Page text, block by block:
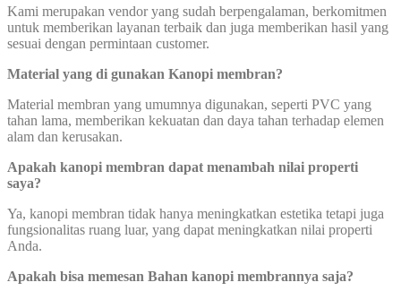
Kami merupakan vendor yang sudah berpengalaman, berkomitmen
untuk memberikan layanan terbaik dan juga memberikan hasil yang
sesuai dengan permintaan customer.
Material yang di gunakan Kanopi membran?
Material membran yang umumnya digunakan, seperti PVC yang
tahan lama, memberikan kekuatan dan daya tahan terhadap elemen
alam dan kerusakan.
Apakah kanopi membran dapat menambah nilai properti
saya?
Ya, kanopi membran tidak hanya meningkatkan estetika tetapi juga
fungsionalitas ruang luar, yang dapat meningkatkan nilai properti
Anda.
Apakah bisa memesan Bahan kanopi membrannya saja?